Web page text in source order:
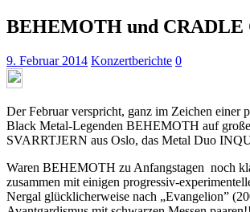
BEHEMOTH und CRADLE
9. Februar 2014 Konzertberichte 0
Der Februar verspricht, ganz im Zeichen einer
Black Metal-Legenden BEHEMOTH auf
SVARRTJERN aus Oslo, das Metal Duo
Waren BEHEMOTH zu Anfangstagen noch
zusammen mit einigen progressiv-
Nergal glücklicherweise nach „Evangelion”